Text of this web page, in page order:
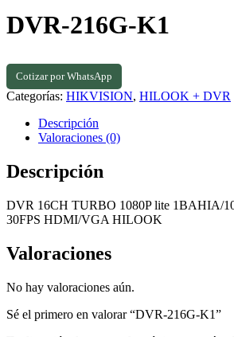
DVR-216G-K1
Cotizar por WhatsApp
Categorías: HIKVISION, HILOOK + DVR
Descripción
Valoraciones (0)
Descripción
DVR 16CH TURBO 1080P lite 1BAHIA/
30FPS HDMI/VGA HILOOK
Valoraciones
No hay valoraciones aún.
Sé el primero en valorar “DVR-216G-K1”